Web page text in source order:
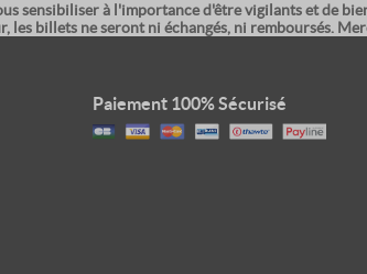
sensibiliser à l'importance d'être vigilants et de
les billets ne seront ni échangés, ni remboursés.
Paiement 100% Sécurisé